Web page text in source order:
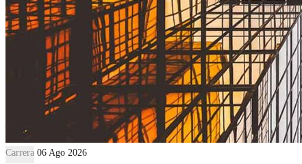
Carrera 06 Ago 2026